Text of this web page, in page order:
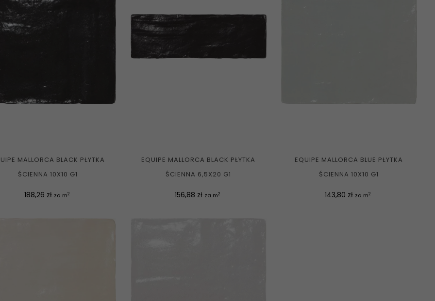
MALLORCA BLACK PŁYTKA
ŚCIENNA 10X10 G1
Cena
188,26 zł za m2
EQUIPE MALLORCA BLACK PŁYTKA
ŚCIENNA 6,5X20 G1
Cena
156,88 zł za m2
EQUIPE MALLORCA BLUE PŁYTKA
ŚCIENNA 10X10 G1
Cena
143,80 zł za m2